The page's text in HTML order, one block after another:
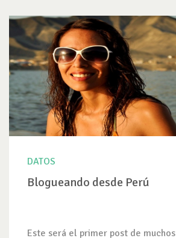
DATOS
Blogueando desde Perú
Este será el primer post de muchos